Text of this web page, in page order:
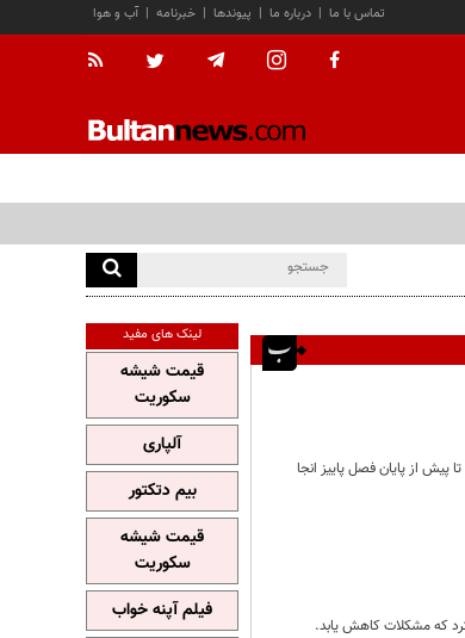
آب و هوا | خبرنامه | پیوندها | درباره ما | تماس با ما
از پایان فصل پاییز انجا
کرد که مشکلات کاهش یابد.
لینک های مفید
قیمت شیشه
سکوریت
آلپاری
بیم دتکتور
قیمت شیشه
سکوریت
فیلم آپنه خواب